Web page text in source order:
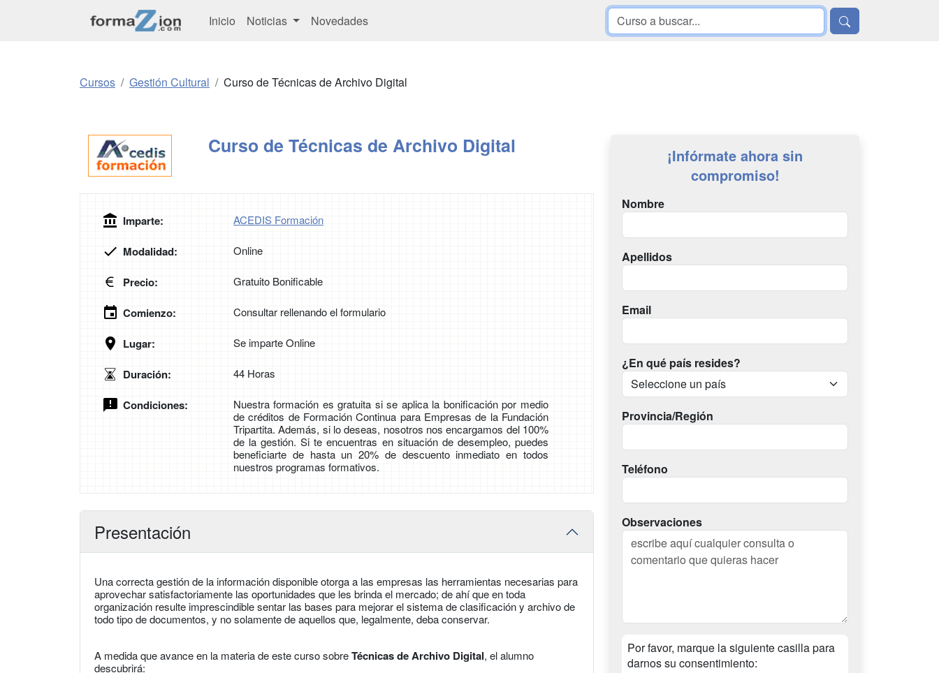
Inicio Noticias Novedades
Cursos Gestión Cultural Curso de Técnicas de Archivo Digital
Curso de Técnicas de Archivo Digital
Imparte: ACEDIS Formación
Modalidad: Online
Precio: Gratuito Bonificable
Comienzo: Consultar rellenando el formulario
Lugar: Se imparte Online
Duración: 44 Horas
Condiciones:
Nuestra formación es gratuita si se aplica la bonificación por medio
de créditos de Formación Continua para Empresas de la Fundación
Tripartita. Además, si lo deseas, nosotros nos encargamos del 100%
de la gestión. Si te encuentras en situación de desempleo, puedes
beneficiarte de hasta un 20% de descuento inmediato en todos
nuestros programas formativos.
Presentación
Una correcta gestión de la información disponible otorga a las empresas las herramientas necesarias para
aprovechar satisfactoriamente las oportunidades que les brinda el mercado; de ahí que en toda
organización resulte imprescindible sentar las bases para mejorar el sistema de clasificación y archivo de
todo tipo de documentos, y no solamente de aquellos que, legalmente, deba conservar.
A medida que avance en la materia de este curso sobreTécnicas de Archivo Digital, el alumno
descubrirá:
¡Infórmate ahora sin
compromiso!
Nombre
Apellidos
Email
¿En qué país resides?
Provincia/Región
Teléfono
Observaciones
Por favor, marque la siguiente casilla para
darnos su consentimiento: